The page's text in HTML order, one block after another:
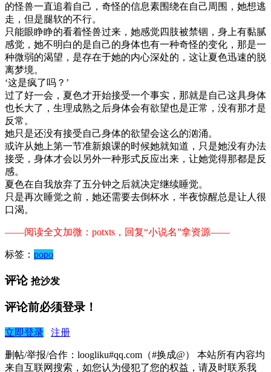
的怪兽一直追着自己，奇怪的信息素围绕在自己周围，她想逃
走，但是腿软的不行。
只能眼睁睁的看着怪兽过来，她感觉四肢被禁锢，身上有黏腻
感觉，她不明白的是自己的身体也有一种奇怪的变化，那是一
种微弱的渴望，是存在于她的内心深处的，这让夏色迅速的脱
离梦境。
‘这是疯了吗？’
过了好一会，夏色才开始接受一个事实，那就是自己这具身体
也长大了，生理成熟之后身体会有欲望也是正常，没有那才是
反常。
她只是还没有接受自己身体的欲望会这么的汹涌。
或许从她上第一节准新娘课的时候她就知道，只是她没有办法
接受，身体才会以另外一种形式反应出来，让她觉得那都是反
感。
夏色在自我放弃了五分钟之后就决定继续睡觉。
只是再次睡觉之前，她还需要去倒杯水，半夜惊醒总是让人很
口渴。
——阅读全文加微：potxts，回复“小说名”拿资源——
标签： popo
评论 抢沙发
评论前必须登录！
立即登录 注册
删帖/举报/合作：loogliku#qq.com（#换成@） 本站所有内容均
来自互联网搜索，如您认为侵犯了您的权益，请及时联系我